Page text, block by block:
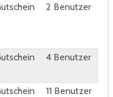
2 Benutzer
4 Benutzer
11 Benutzer